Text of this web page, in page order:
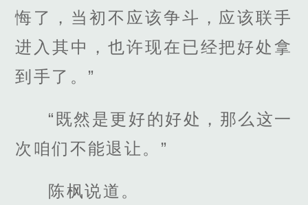
悔了，当初不应该争斗，应该联手
进入其中，也许现在已经把好处拿
到手了。”
“既然是更好的好处，那么这一
次咱们不能退让。”
陈枫说道。